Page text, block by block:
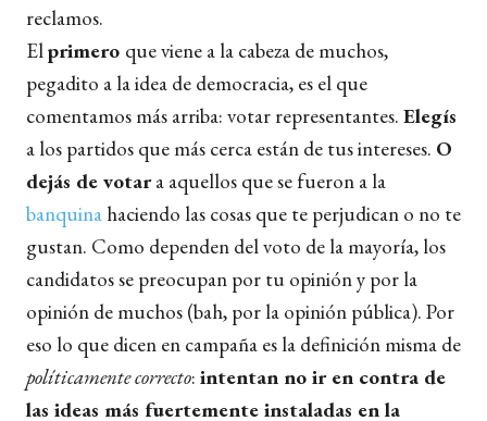
reclamos.
Elprimero que viene a la cabeza de muchos,
pegadito a la idea de democracia, es el que
comentamos más arriba: votar representantes. Elegís
a los partidos que más cerca están de tus intereses. O
dejás de votara aquellos que se fueron a la
banquina haciendo las cosas que te perjudican o no te
gustan. Como dependen del voto de la mayoría, los
candidatos se preocupan por tu opinión y por la
opinión de muchos (bah, por la opinión pública). Por
eso lo que dicen en campaña es la definición misma de
políticamente correcto: intentan no ir en contra de
las ideas más fuertemente instaladas en la